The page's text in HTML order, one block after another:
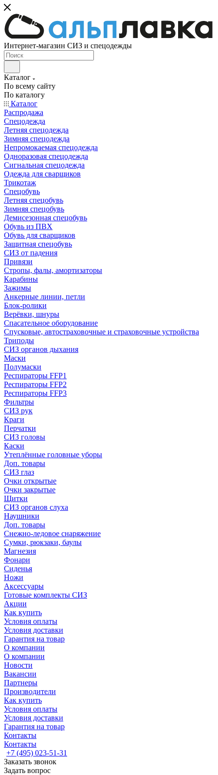
Интернет-магазин СИЗ и спецодежды
Каталог
По всему сайту
По каталогу
Каталог
Распродажа
Спецодежда
Летняя спецодежда
Зимняя спецодежда
Непромокаемая спецодежда
Одноразовая спецодежда
Сигнальная спецодежда
Одежда для сварщиков
Трикотаж
Спецобувь
Летняя спецобувь
Зимняя спецобувь
Демисезонная спецобувь
Обувь из ПВХ
Обувь для сварщиков
Защитная спецобувь
СИЗ от падения
Привязи
Стропы, фалы, амортизаторы
Карабины
Зажимы
Анкерные линии, петли
Блок-ролики
Верёвки, шнуры
Спасательное оборудование
Спусковые, автостраховочные и страховочные устройства
Триподы
СИЗ органов дыхания
Маски
Полумаски
Респираторы FFP1
Респираторы FFP2
Респираторы FFP3
Фильтры
СИЗ рук
Краги
Перчатки
СИЗ головы
Каски
Утеплённые головные уборы
Доп. товары
СИЗ глаз
Очки открытые
Очки закрытые
Щитки
СИЗ органов слуха
Наушники
Доп. товары
Снежно-ледовое снаряжение
Сумки, рюкзаки, баулы
Магнезия
Фонари
Сиденья
Ножи
Аксессуары
Готовые комплекты СИЗ
Акции
Как купить
Условия оплаты
Условия доставки
Гарантия на товар
О компании
О компании
Новости
Вакансии
Партнеры
Производители
Как купить
Условия оплаты
Условия доставки
Гарантия на товар
Контакты
Контакты
+7 (495) 023-51-31
Заказать звонок
Задать вопрос